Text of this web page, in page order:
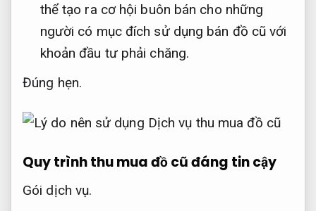
thể tạo ra cơ hội buôn bán cho những
người có mục đích sử dụng bán đồ cũ với
khoản đầu tư phải chăng.
Đúng hẹn.
Quy trình thu mua đồ cũ đáng tin cậy
Gói dịch vụ.